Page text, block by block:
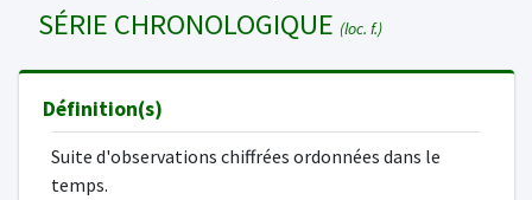
SÉRIE CHRONOLOGIQUE (loc. f.)
Définition(s)
Suite d'observations chiffrées ordonnées dans le
temps.